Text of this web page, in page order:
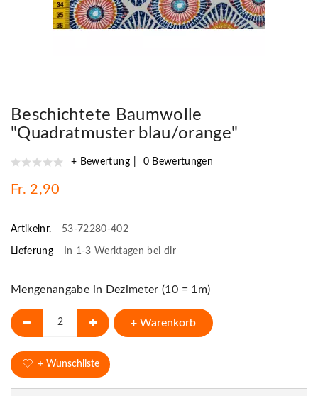
Beschichtete Baumwolle
"Quadratmuster blau/orange"
+ Bewertung 0 Bewertungen
Fr. 2,90
Artikelnr. 53-72280-402
Lieferung In 1-3 Werktagen bei dir
Mengenangabe in Dezimeter (10 = 1m)
+ Warenkorb
+ Wunschliste